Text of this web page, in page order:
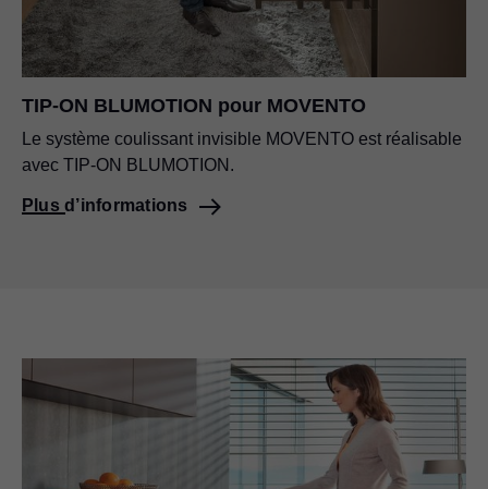
TIP-ON BLUMOTION pour MOVENTO
Le système coulissant invisible MOVENTO est réalisable
avec TIP-ON BLUMOTION.
Plus d’informations